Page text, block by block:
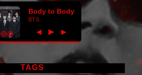
Body to Body
BTS
◀ ► ▶
TAGS